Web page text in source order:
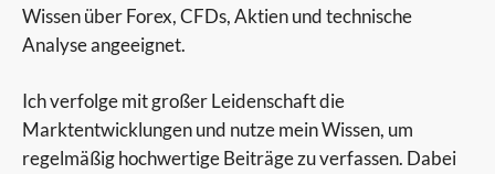
Wissen über Forex, CFDs, Aktien und technische
Analyse angeeignet.
Ich verfolge mit großer Leidenschaft die
Marktentwicklungen und nutze mein Wissen, um
regelmäßig hochwertige Beiträge zu verfassen. Dabei